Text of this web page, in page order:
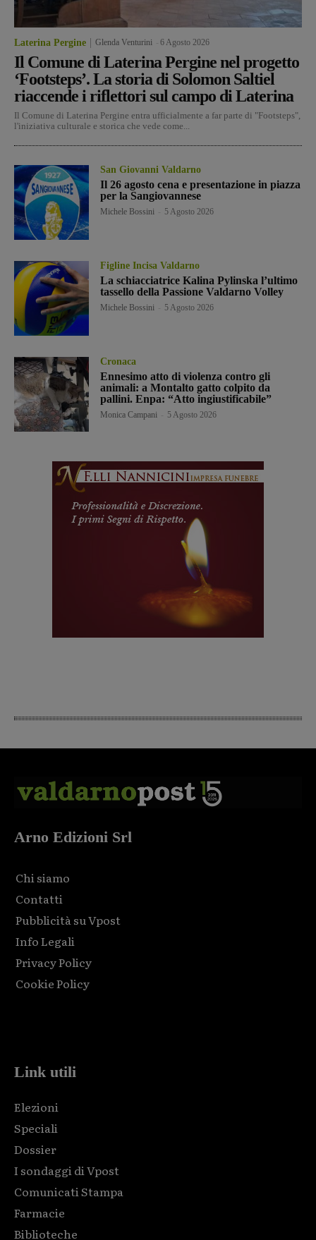
Laterina Pergine Glenda Venturini 6 Agosto 2026
Il Comune di Laterina Pergine nel progetto
‘Footsteps’. La storia di Solomon Saltiel
riaccende i riflettori sul campo di Laterina
Il Comune di Laterina Pergine entra ufficialmente a far parte di "Footsteps",
l'iniziativa culturale e storica che vede come...
San Giovanni Valdarno
Il 26 agosto cena e presentazione in piazza
per la Sangiovannese
Michele Bossini 5 Agosto 2026
Figline Incisa Valdarno
La schiacciatrice Kalina Pylinska l’ultimo
tassello della Passione Valdarno Volley
Michele Bossini 5 Agosto 2026
Cronaca
Ennesimo atto di violenza contro gli
animali: a Montalto gatto colpito da
pallini. Enpa: “Atto ingiustificabile”
Monica Campani 5 Agosto 2026
Arno Edizioni Srl
Chi siamo
Contatti
Pubblicità su Vpost
Info Legali
Privacy Policy
Cookie Policy
Link utili
Elezioni
Speciali
Dossier
I sondaggi di Vpost
Comunicati Stampa
Farmacie
Biblioteche